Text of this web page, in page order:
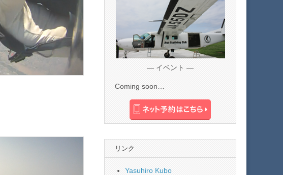
— イベント —
Coming soon…
リンク
Yasuhiro Kubo